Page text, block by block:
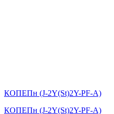
КОПЕПн (J-2Y(St)2Y-PF-А)
КОПЕПн (J-2Y(St)2Y-PF-А)